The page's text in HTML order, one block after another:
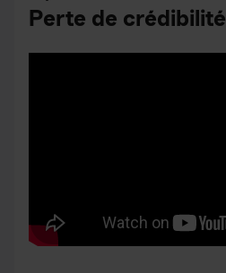
Perte de crédibilité